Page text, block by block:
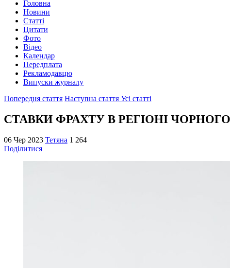
Головна
Новини
Статті
Цитати
Фото
Відео
Календар
Передплата
Рекламодавцю
Випуски журналу
Попередня стаття Наступна стаття Усі статті
СТАВКИ ФРАХТУ В РЕГІОНІ
06 Чер 2023 Тетяна 1 264
Поділитися